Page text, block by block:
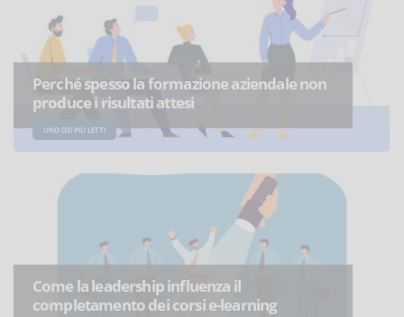
Perché spesso la formazione aziendale non
produce i risultati attesi
UNO DEI PIÙ LETTI
Come la leadership influenza il
completamento dei corsi e-learning